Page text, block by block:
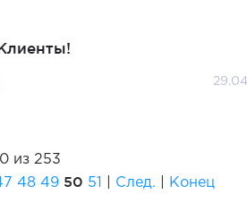
из 253
48 49 50 51 След. Конец